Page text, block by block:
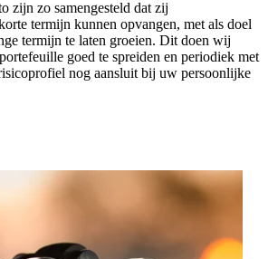
zijn zo samengesteld dat zij
termijn kunnen opvangen, met als doel
termijn te laten groeien. Dit doen wij
goed te spreiden en periodiek met
nog aansluit bij uw persoonlijke